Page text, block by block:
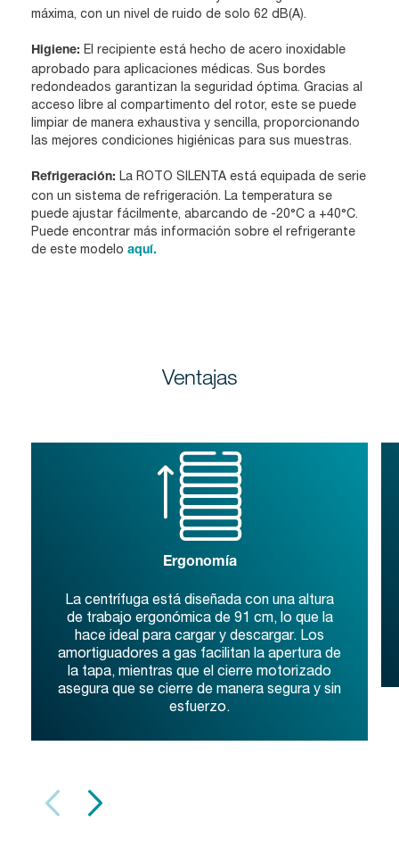
máxima, con un nivel de ruido de solo 62 dB(A).
Higiene: El recipiente está hecho de acero inoxidable
aprobado para aplicaciones médicas. Sus bordes
redondeados garantizan la seguridad óptima. Gracias al
acceso libre al compartimento del rotor, este se puede
limpiar de manera exhaustiva y sencilla, proporcionando
las mejores condiciones higiénicas para sus muestras.
Refrigeración: La ROTO SILENTA está equipada de serie
con un sistema de refrigeración. La temperatura se
puede ajustar fácilmente, abarcando de -20°C a +40°C.
Puede encontrar más información sobre el refrigerante
de este modelo aquí.
Ventajas
Ergonomía
La centrífuga está diseñada con una altura
de trabajo ergonómica de 91 cm, lo que la
hace ideal para cargar y descargar. Los
amortiguadores a gas facilitan la apertura de
la tapa, mientras que el cierre motorizado
asegura que se cierre de manera segura y sin
esfuerzo.